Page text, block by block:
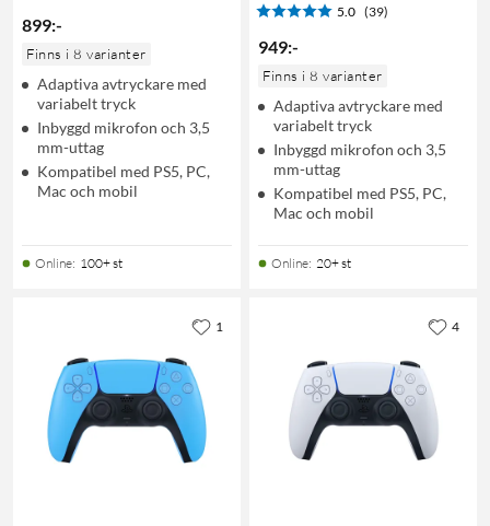
899:-
Finns i 8 varianter
Adaptiva avtryckare med
variabelt tryck
Inbyggd mikrofon och 3,5
mm-uttag
Kompatibel med PS5, PC,
Mac och mobil
Online: 100+ st
5.0 (39)
949:-
Finns i 8 varianter
Adaptiva avtryckare med
variabelt tryck
Inbyggd mikrofon och 3,5
mm-uttag
Kompatibel med PS5, PC,
Mac och mobil
Online: 20+ st
1 4